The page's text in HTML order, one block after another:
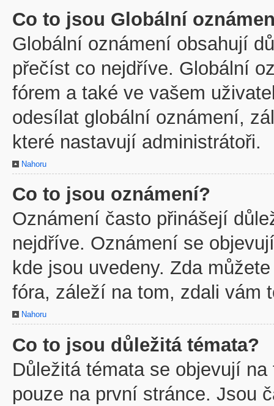
Co to jsou Globální
Globální oznámení obsahují
přečíst co nejdříve. Globální
fórem a také ve vašem
odesílat globální oznámení,
které nastavují administrátoři.
Nahoru
Co to jsou oznámení?
Oznámení často přinášejí
nejdříve. Oznámení se
kde jsou uvedeny. Zda
fóra, záleží na tom, zdali vám
Nahoru
Co to jsou důležitá témata?
Důležitá témata se objevují
pouze na první stránce. Jsou